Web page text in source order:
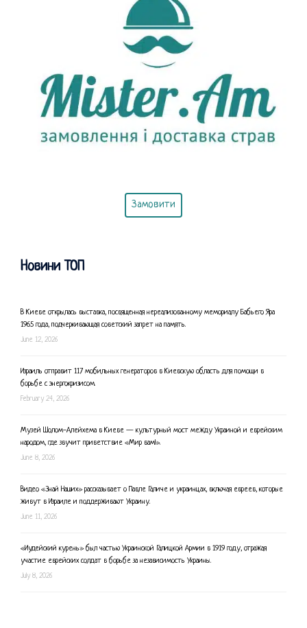
Замовити
Новини ТОП
В Киеве открылась выставка, посвященная нереализованному мемориалу Бабьего Яра
1965 года, подчеркивающая советский запрет на память.
June 12, 2026
Израиль отправит 117 мобильных генераторов в Киевскую область для помощи в
борьбе с энергокризисом.
February 24, 2026
Музей Шолом-Алейхема в Киеве — культурный мост между Украиной и еврейским
народом, где звучит приветствие «Мир вам!».
June 8, 2026
Видео «Знай Наших» рассказывает о Павле Галиче и украинцах, включая евреев, которые
живут в Израиле и поддерживают Украину.
June 11, 2026
«Иудейский курень» был частью Украинской Галицкой Армии в 1919 году, отражая
участие еврейских солдат в борьбе за независимость Украины.
July 8, 2026